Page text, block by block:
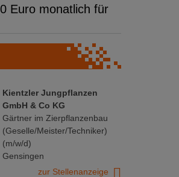
Euro monatlich für
Kientzler Jungpflanzen
GmbH & Co KG
Gärtner im Zierpflanzenbau
(Geselle/Meister/Techniker)
(m/w/d)
Gensingen
zur Stellenanzeige